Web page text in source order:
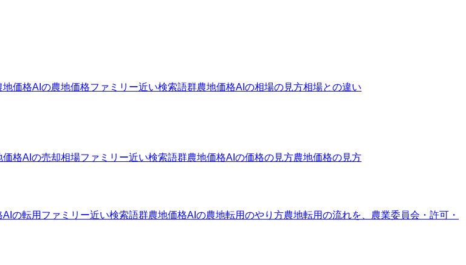
地価格AIの農地価格ファミリー近い検索語群農地価格AIの相場の見方相場との違い
価格AIの売却相場ファミリー近い検索語群農地価格AIの価格の見方農地価格の見方
AIの転用ファミリー近い検索語群農地価格AIの農地転用のやり方農地転用の流れを、農業委員会・許可・